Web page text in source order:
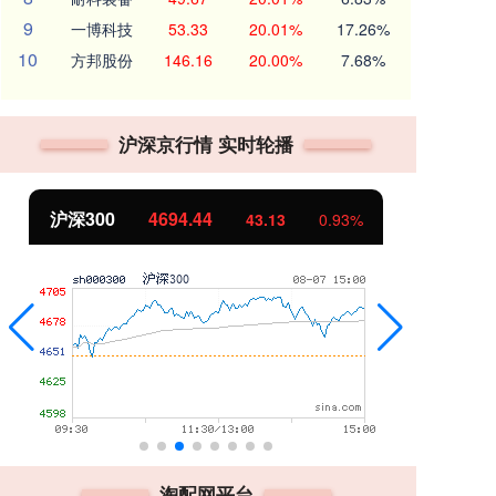
9 一博科技 53.33 20.01% 17.26%
10 方邦股份 146.16 20.00% 7.68%
沪深京行情 实时轮播
沪深300 4694.44 43.13 0.93%